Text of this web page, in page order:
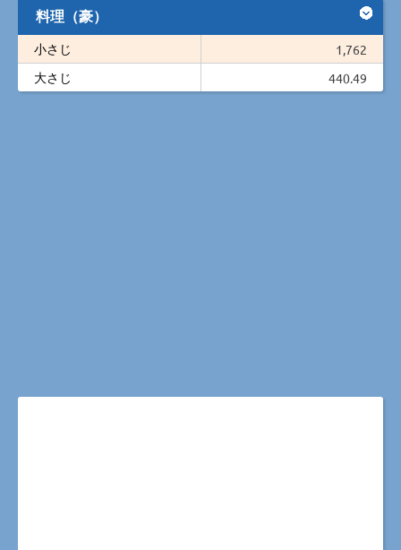
料理（豪）
小さじ
1,762
大さじ
440.49